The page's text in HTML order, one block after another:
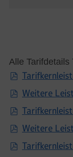
Alle Tarifdetails
Weitere
Weitere